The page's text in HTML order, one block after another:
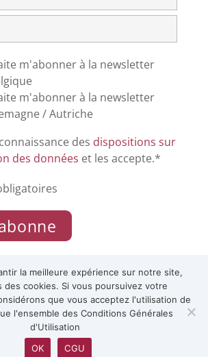
m'abonner à la newsletter
m'abonner à la newsletter
/ Autriche
connaissance des dispositions sur
des données et les accepte.*
la meilleure expérience sur notre site,
des cookies. Si vous poursuivez votre
que vous acceptez l'utilisation de
l'ensemble des Conditions Générales
d'Utilisation
OK
CGU